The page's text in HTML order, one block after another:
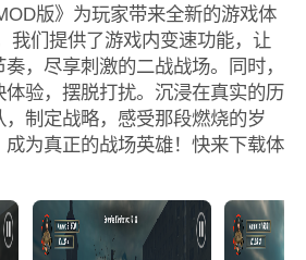
版》为玩家带来全新的游戏体
我们提供了游戏内变速功能，让
，尽享刺激的二战战场。同时，
验，摆脱打扰。沉浸在真实的历
，制定战略，感受那段燃烧的岁
成为真正的战场英雄！快来下载体